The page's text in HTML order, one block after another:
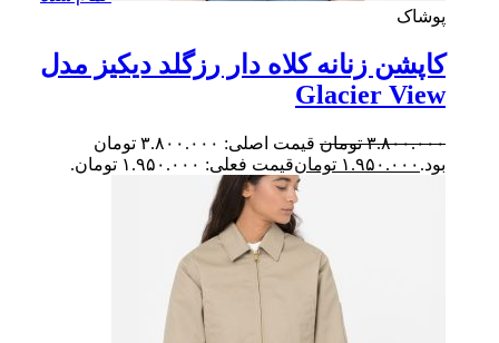
زنانه کلاه دار رزگلد دیکیز مدل
Glacier
تومان
قیمت اصلی: ۳.۸۰۰.۰۰۰ تومان
۱.۹۵۰.۰۰۰ تومانقیمت فعلی: ۱.۹۵۰.۰۰۰ تومان.